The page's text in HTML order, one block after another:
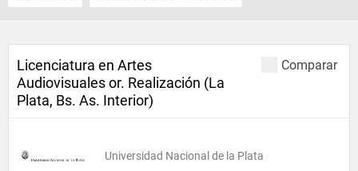
Comparar
Licenciatura en Artes
Audiovisuales or. Realización (La
Plata, Bs. As. Interior)
Universidad Nacional de la Plata